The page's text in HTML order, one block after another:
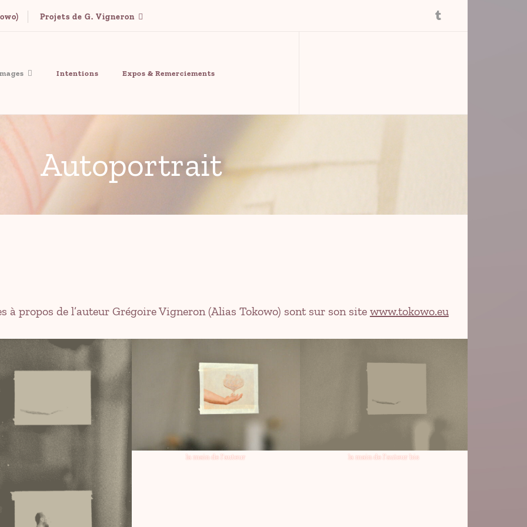
Projets de G. Vigneron
un livre terminé en 2014.
Intentions Expos & Remerciements
Autoportrait
à propos de l’auteur Grégoire Vigneron (Alias Tokowo) sont sur son site www.tokowo.eu
la main de l’auteur la main de l’auteur bis